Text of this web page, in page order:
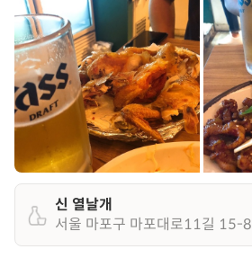
신 열날개
서울 마포구 마포대로11길 15-8